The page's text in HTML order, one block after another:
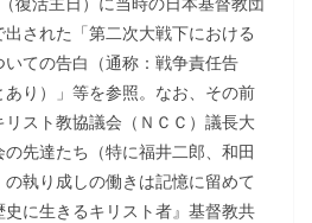
された「第二次大戦下における
ての告白（通称：戦争責任告
り）」等を参照。なお、その前
スト教協議会（ＮＣＣ）議長大
先達たち（特に福井二郎、和田
執り成しの働きは記憶に留めて
に生きるキリスト者』基督教共